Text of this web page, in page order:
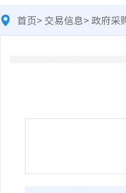
首页> 交易信息>政府采